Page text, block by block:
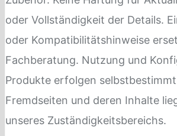
oder Vollständigkeit der Details.
oder Kompatibilitätshinweise
Fachberatung. Nutzung und
Produkte erfolgen
Fremdseiten und deren Inhalte
unseres Zuständigkeitsbereichs.